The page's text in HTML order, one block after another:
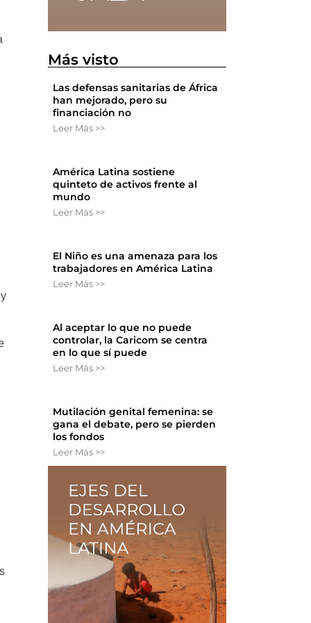
Más visto
Las defensas sanitarias de África
han mejorado, pero su
financiación no
Leer Más >>
América Latina sostiene
quinteto de activos frente al
mundo
Leer Más >>
El Niño es una amenaza para los
trabajadores en América Latina
Leer Más >>
Al aceptar lo que no puede
controlar, la Caricom se centra
en lo que sí puede
Leer Más >>
Mutilación genital femenina: se
gana el debate, pero se pierden
los fondos
Leer Más >>